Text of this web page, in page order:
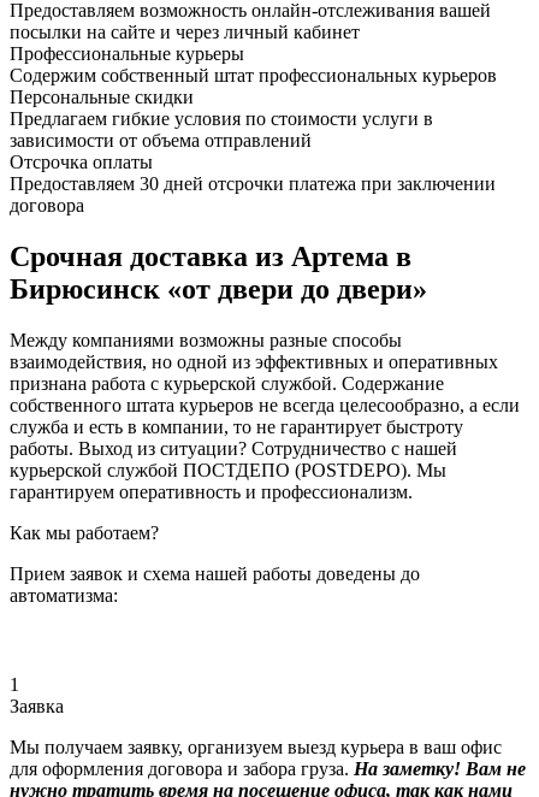
Предоставляем возможность онлайн-отслеживания вашей
посылки на сайте и через личный кабинет
Профессиональные курьеры
Содержим собственный штат профессиональных курьеров
Персональные скидки
Предлагаем гибкие условия по стоимости услуги в
зависимости от объема отправлений
Отсрочка оплаты
Предоставляем 30 дней отсрочки платежа при заключении
договора
Срочная доставка из Артема в
Бирюсинск «от двери до двери»
Между компаниями возможны разные способы
взаимодействия, но одной из эффективных и оперативных
признана работа с курьерской службой. Содержание
собственного штата курьеров не всегда целесообразно, а если
служба и есть в компании, то не гарантирует быстроту
работы. Выход из ситуации? Сотрудничество с нашей
курьерской службой ПОСТДЕПО (POSTDEPO). Мы
гарантируем оперативность и профессионализм.
Как мы работаем?
Прием заявок и схема нашей работы доведены до
автоматизма:
1
Заявка
Мы получаем заявку, организуем выезд курьера в ваш офис
для оформления договора и забора груза. На заметку! Вам не
нужно тратить время на посещение офиса, так как нами